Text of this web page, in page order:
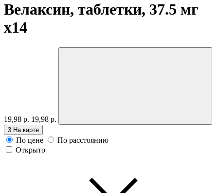
Велаксин, таблетки, 37.5 мг
x14
19,98 р. 19,98 р.
3 На карте
По цене
По расстоянию
Открыто